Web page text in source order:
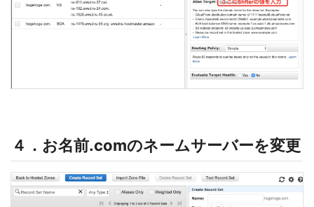
４．お名前.comのネームサーバーを変更